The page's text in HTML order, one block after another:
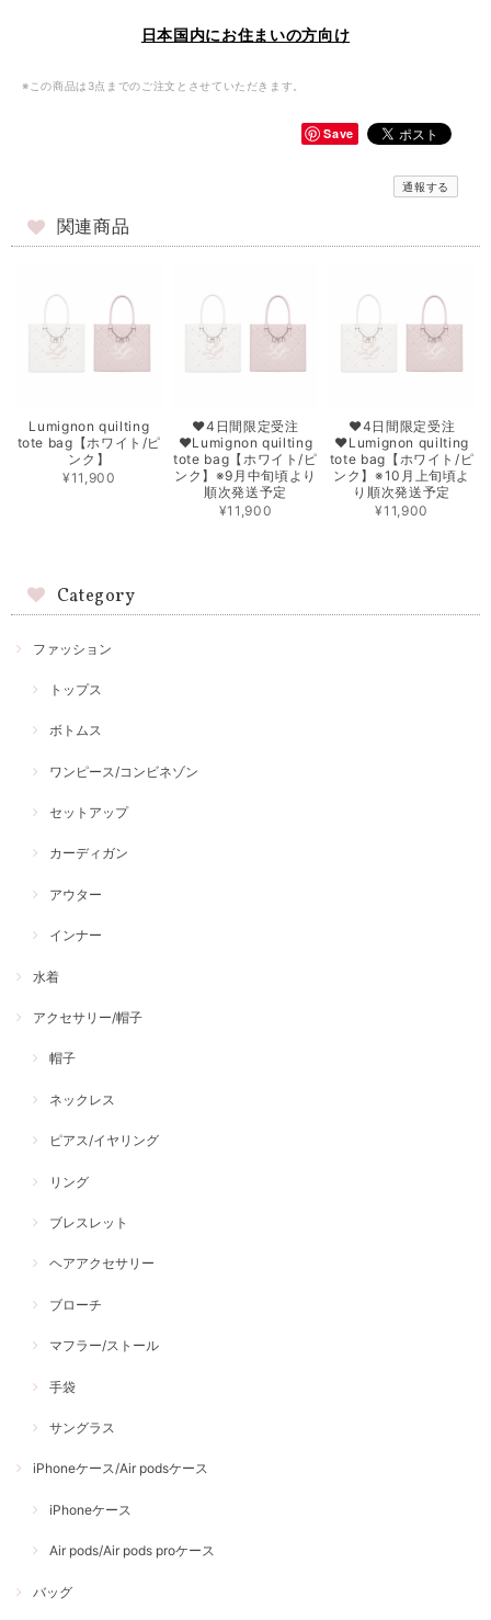
日本国内にお住まいの方向け
※この商品は3点までのご注文とさせていただきます。
Save
通報する
関連商品
Lumignon quilting
tote bag【ホワイト/ピ
ンク】
¥11,900
♥4日間限定受注
♥Lumignon quilting
tote bag【ホワイト/ピ
ンク】※9月中旬頃より
順次発送予定
¥11,900
♥4日間限定受注
♥Lumignon quilting
tote bag【ホワイト/ピ
ンク】※10月上旬頃よ
り順次発送予定
¥11,900
Category
ファッション
トップス
ボトムス
ワンピース/コンビネゾン
セットアップ
カーディガン
アウター
インナー
水着
アクセサリー/帽子
帽子
ネックレス
ピアス/イヤリング
リング
ブレスレット
ヘアアクセサリー
ブローチ
マフラー/ストール
手袋
サングラス
iPhoneケース/Air podsケース
iPhoneケース
Air pods/Air pods proケース
バッグ